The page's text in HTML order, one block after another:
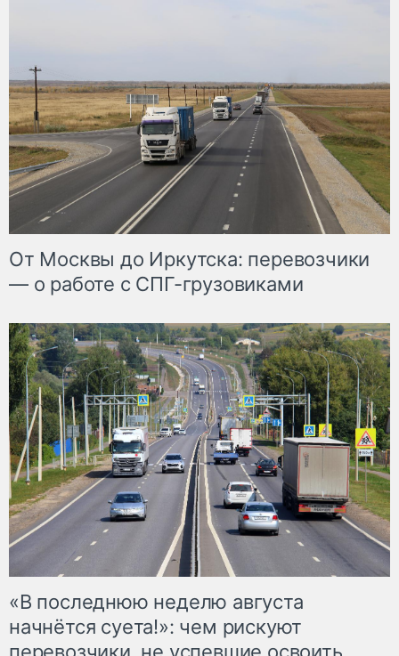
От Москвы до Иркутска: перевозчики
— о работе с СПГ-грузовиками
«В последнюю неделю августа
начнётся суета!»: чем рискуют